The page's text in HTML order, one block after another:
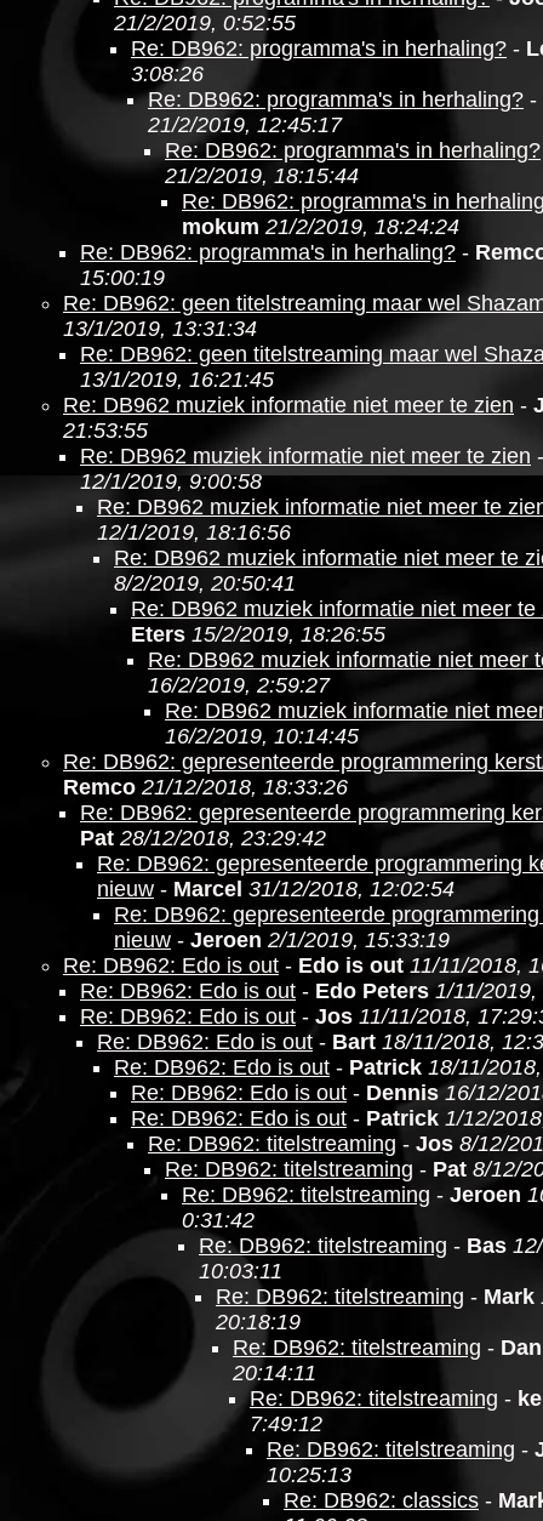
21/2/2019, 0:52:55
Re: DB962: programma's in herhaling? -
3:08:26
Re: DB962: programma's in herhaling? -
21/2/2019, 12:45:17
Re: DB962: programma's in herhaling?
21/2/2019, 18:15:44
Re: DB962: programma's in
mokum 21/2/2019, 18:24:24
Re: DB962: programma's in herhaling? -
15:00:19
Re: DB962: geen titelstreaming maar wel
13/1/2019, 13:31:34
Re: DB962: geen titelstreaming maar wel
13/1/2019, 16:21:45
Re: DB962 muziek informatie niet meer te zien -
21:53:55
Re: DB962 muziek informatie niet meer te zien
12/1/2019, 9:00:58
Re: DB962 muziek informatie niet meer te
12/1/2019, 18:16:56
Re: DB962 muziek informatie niet meer te
8/2/2019, 20:50:41
Re: DB962 muziek informatie niet meer te
Eters 15/2/2019, 18:26:55
Re: DB962 muziek informatie niet meer
16/2/2019, 2:59:27
Re: DB962 muziek informatie niet
16/2/2019, 10:14:45
Re: DB962: gepresenteerde programmering
Remco 21/12/2018, 18:33:26
Re: DB962: gepresenteerde programmering
Pat 28/12/2018, 23:29:42
Re: DB962: gepresenteerde programmering
nieuw - Marcel 31/12/2018, 12:02:54
Re: DB962: gepresenteerde
nieuw - Jeroen 2/1/2019, 15:33:19
Re: DB962: Edo is out - Edo is out 11/11/2018,
Re: DB962: Edo is out - Edo Peters 1/11/
Re: DB962: Edo is out - Jos 11/11/2018,
Re: DB962: Edo is out - Bart 18/11/2018,
Re: DB962: Edo is out - Patrick 18/11/
Re: DB962: Edo is out - Dennis 16/12/
Re: DB962: Edo is out - Patrick 1/12/
Re: DB962: titelstreaming - Jos 8/12/
Re: DB962: titelstreaming - Pat 8/12/
Re: DB962: titelstreaming - Jeroen
0:31:42
Re: DB962: titelstreaming - Bas
10:03:11
Re: DB962: titelstreaming - Mark
20:18:19
Re: DB962: titelstreaming -
20:14:11
Re: DB962: titelstreaming -
7:49:12
Re: DB962: titelstreaming -
10:25:13
Re: DB962: classics -